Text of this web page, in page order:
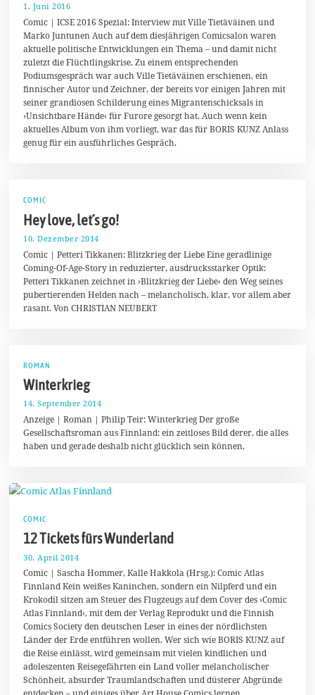
1. Juni 2016
.
J
u
n
i
0
1
6
Comic | ICSE 2016 Spezial: Interview mit Ville Tietäväinen und
Marko Juntunen Auch auf dem diesjährigen Comicsalon waren
aktuelle politische Entwicklungen ein Thema – und damit nicht
zuletzt die Flüchtlingskrise. Zu einem entsprechenden
Podiumsgespräch war auch Ville Tietäväinen erschienen, ein
finnischer Autor und Zeichner, der bereits vor einigen Jahren mit
seiner grandiosen Schilderung eines Migrantenschicksals in
›Unsichtbare Hände‹ für Furore gesorgt hat. Auch wenn kein
aktuelles Album von ihm vorliegt, war das für BORIS KUNZ Anlass
genug für ein ausführliches Gespräch.
COMIC
Hey love, let´s go!
10. Dezember 2014
.
J
a
n
u
a
Comic | Petteri Tikkanen: Blitzkrieg der Liebe Eine geradlinige
Coming-Of-Age-Story in reduzierter, ausdrucksstarker Optik:
Petteri Tikkanen zeichnet in ›Blitzkrieg der Liebe‹ den Weg seines
pubertierenden Helden nach – melancholisch, klar, vor allem aber
rasant. Von CHRISTIAN NEUBERT
ROMAN
Winterkrieg
14. September 2014
4
.
S
e
m
2
0
Anzeige | Roman | Philip Teir: Winterkrieg Der große
Gesellschaftsroman aus Finnland: ein zeitloses Bild derer, die alles
haben und gerade deshalb nicht glücklich sein können.
COMIC
12 Tickets fürs Wunderland
30. April 2014
.
M
a
i
0
1
4
Comic | Sascha Hommer, Kalle Hakkola (Hrsg.): Comic Atlas
Finnland Kein weißes Kaninchen, sondern ein Nilpferd und ein
Krokodil sitzen am Steuer des Flugzeugs auf dem Cover des ›Comic
Atlas Finnland‹, mit dem der Verlag Reprodukt und die Finnish
Comics Society den deutschen Leser in eines der nördlichsten
Länder der Erde entführen wollen. Wer sich wie BORIS KUNZ auf
die Reise einlässt, wird gemeinsam mit vielen kindlichen und
adoleszenten Reisegefährten ein Land voller melancholischer
Schönheit, absurder Traumlandschaften und düsterer Abgründe